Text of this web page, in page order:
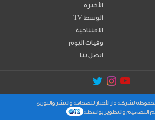
الأخيرة
TV الوسط
الافتتاحية
وفيات اليوم
اتصل بنا
لشركة دار الأخبار للصحافة والنشر والتوزيع
التصميم والتطوير بواسطة